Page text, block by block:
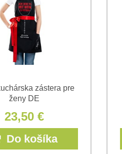
zástera pre
ženy DE
23,50 €
Do košíka